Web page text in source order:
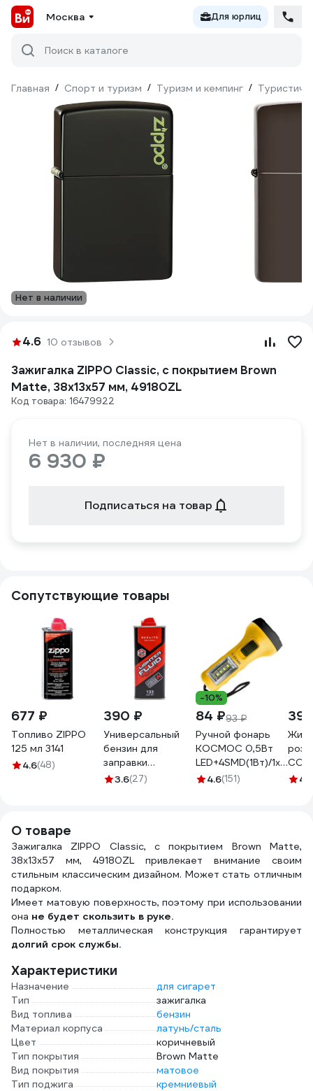
Москва Для юрлиц
Поиск в каталоге
Главная / Спорт и туризм / Туризм и кемпинг /
Нет в наличии
4.6 10 отзывов
Зажигалка ZIPPO Classic, с покрытием Brown
Matte, 38x13x57 мм, 49180ZL
Код товара: 16479922
Нет в наличии, последняя цена
6 930 ₽
Подписаться на товар
Сопутствующие товары
677 ₽
Топливо ZIPPO
125 мл 3141
4.6(48)
390 ₽
Универсальный
бензин для
заправки
зажигалок или
3.6(27)
-10%
84 ₽93 ₽
Ручной фонарь
КОСМОС 0,5Вт
LED+4SMD(1Вт)/1xAA/
корпус ABS-
4.6(151) 4.7
О товаре
Зажигалка ZIPPO Classic, с покрытием Brown Matte,
38x13x57 мм, 49180ZL привлекает внимание своим
стильным классическим дизайном. Может стать отличным
подарком.
Имеет матовую поверхность, поэтому при использовании
она не будет скользить в руке.
Полностью металлическая конструкция гарантирует
долгий срок службы.
Характеристики
Назначение
для сигарет
Тип
зажигалка
Вид топлива
бензин
Материал корпуса
латунь/сталь
Цвет
коричневый
Тип покрытия
Brown Matte
Вид покрытия
матовое
Тип поджига
кремниевый